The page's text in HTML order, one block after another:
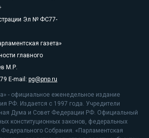
Эл № ФС77-
газета»
главного
М.Р.
E-mail: pg@pnp.ru
- официальное еженедельное издание
РФ. Издается с 1997 года. Учредители
Дума и Совет Федерации РФ. Официальный
конституционных законов, федеральных
Федерального Собрания. «Парламентская